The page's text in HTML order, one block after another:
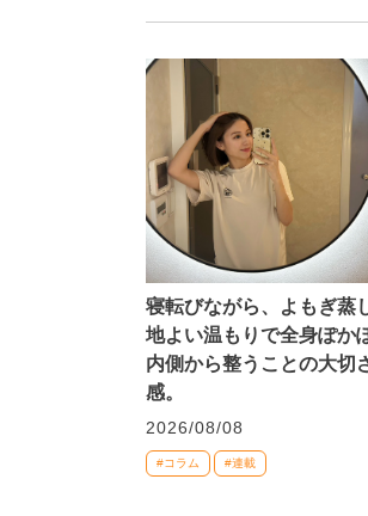
寝転びながら、よもぎ蒸
地よい温もりで全身ぽか
内側から整うことの大切
感。
2026/08/08
#コラム #連載